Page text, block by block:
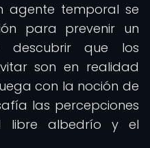
agente temporal se
para prevenir un
descubrir que los
son en realidad
con la noción de
las percepciones
libre albedrío y el